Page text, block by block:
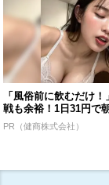
「風俗前に飲むだけ！
戦も余裕！1日31円で
PR（健商株式会社）